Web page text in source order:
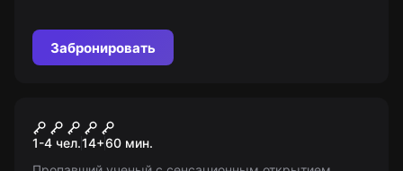
Забронировать
Расследование детектива
1-4 чел.14+60 мин.